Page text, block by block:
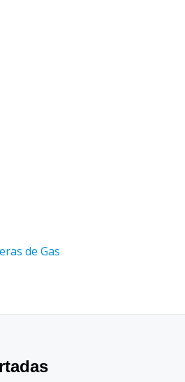
de Gas